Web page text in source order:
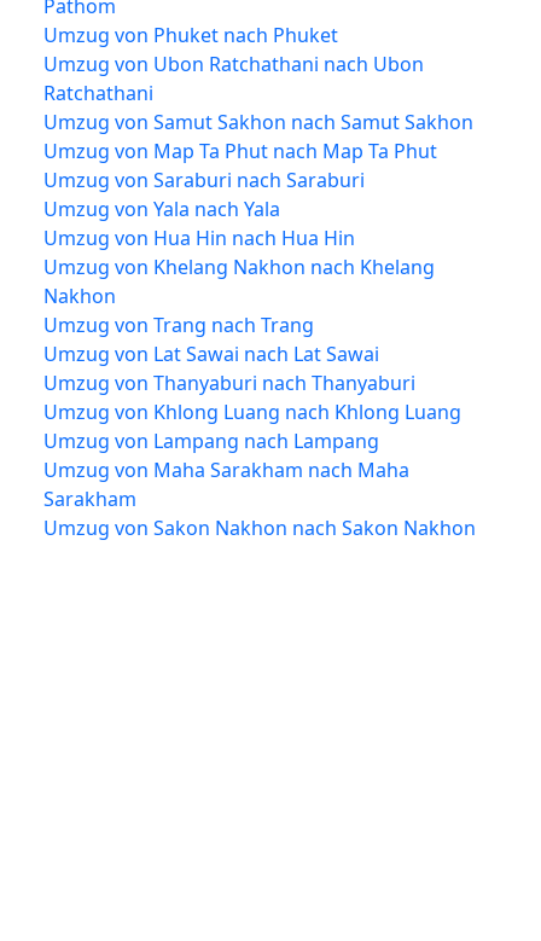
Pathom
Umzug von Phuket nach Phuket
Umzug von Ubon Ratchathani nach Ubon
Ratchathani
Umzug von Samut Sakhon nach Samut Sakhon
Umzug von Map Ta Phut nach Map Ta Phut
Umzug von Saraburi nach Saraburi
Umzug von Yala nach Yala
Umzug von Hua Hin nach Hua Hin
Umzug von Khelang Nakhon nach Khelang
Nakhon
Umzug von Trang nach Trang
Umzug von Lat Sawai nach Lat Sawai
Umzug von Thanyaburi nach Thanyaburi
Umzug von Khlong Luang nach Khlong Luang
Umzug von Lampang nach Lampang
Umzug von Maha Sarakham nach Maha
Sarakham
Umzug von Sakon Nakhon nach Sakon Nakhon